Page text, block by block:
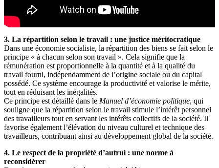
3. La répartition selon le travail : une justice méritocratique
Dans une économie socialiste, la répartition des biens se fait selon le
principe « à chacun selon son travail ». Cela signifie que la
rémunération est proportionnelle à la quantité et à la qualité du
travail fourni, indépendamment de l’origine sociale ou du capital
possédé. Ce système encourage la productivité et valorise le mérite,
tout en réduisant les inégalités.
Ce principe est détaillé dans le Manuel d’économie politique, qui
souligne que la répartition selon le travail stimule l’intérêt personnel
des travailleurs tout en servant les intérêts collectifs de la société. Il
favorise également l’élévation du niveau culturel et technique des
travailleurs, contribuant ainsi au développement global de la société.
4. Le respect de la propriété d’autrui : une norme à
reconsidérer